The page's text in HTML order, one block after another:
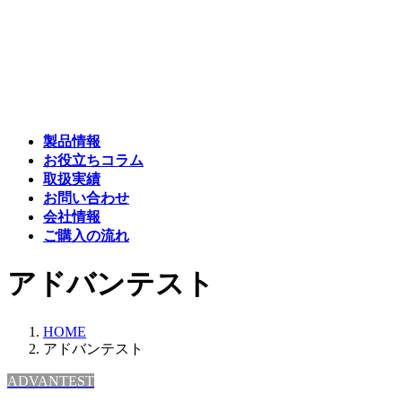
製品情報
お役立ちコラム
取扱実績
お問い合わせ
会社情報
ご購入の流れ
アドバンテスト
HOME
アドバンテスト
ADVANTEST